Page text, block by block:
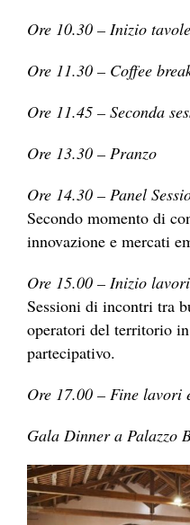
Ore 10.30 – Inizio
Ore 11.30 – Coffee
Ore 11.45 – Seconda
Ore 13.30 – Pranzo
Ore 14.30 – Panel
Secondo momento di
innovazione e mercati
Ore 15.00 – Inizio
Sessioni di incontri tra
operatori del territorio
partecipativo.
Ore 17.00 – Fine lavori
Gala Dinner a Palazzo